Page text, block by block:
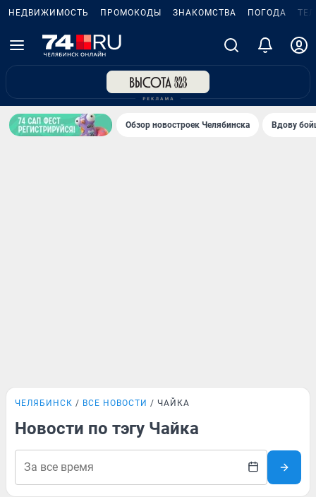
НЕДВИЖИМОСТЬ ПРОМОКОДЫ ЗНАКОМСТВА ПОГОДА
Обзор новостроек Челябинска Вдову
ЧЕЛЯБИНСК ВСЕ НОВОСТИ ЧАЙКА
Новости по тэгу Чайка